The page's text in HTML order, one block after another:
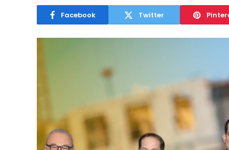
Facebook Twitter